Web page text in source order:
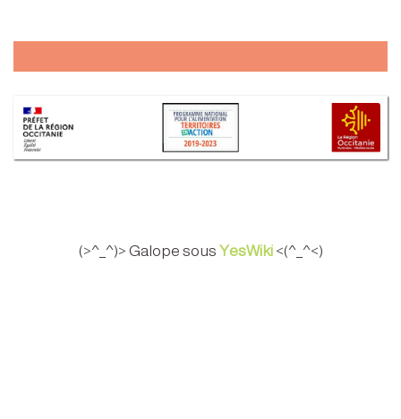
(>^_^)> Galope sous YesWiki<(^_^<)